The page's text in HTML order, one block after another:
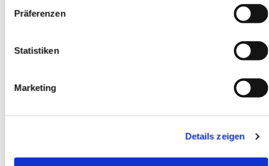
Präferenzen
Statistiken
Marketing
Details zeigen
zum Abschied